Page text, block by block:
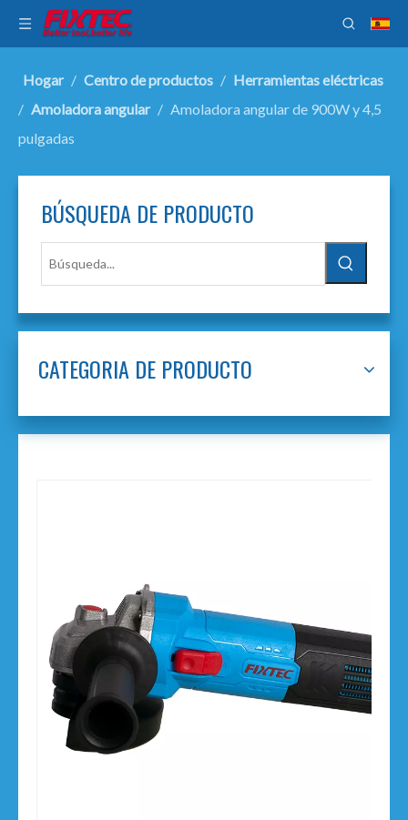
Hogar / Centro de productos / Herramientas eléctricas
/ Amoladora angular / Amoladora angular de 900W y 4,5
pulgadas
BÚSQUEDA DE PRODUCTO
CATEGORIA DE PRODUCTO